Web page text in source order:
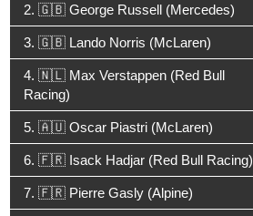
2. 🇬🇧 George Russell (Mercedes)
3. 🇬🇧 Lando Norris (McLaren)
4. 🇳🇱 Max Verstappen (Red Bull
Racing)
5. 🇦🇺 Oscar Piastri (McLaren)
6. 🇫🇷 Isack Hadjar (Red Bull Racing)
7. 🇫🇷 Pierre Gasly (Alpine)